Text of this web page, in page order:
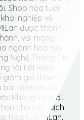
Shop hoa tươi
nghiệp về
được thành
với mong
ngành hoa tươi
Nghệ Thông Tin.
tôi tiết kiệm
giá thành
toán lớn về
có một
cho một dịch
hoa tươi MiLan.